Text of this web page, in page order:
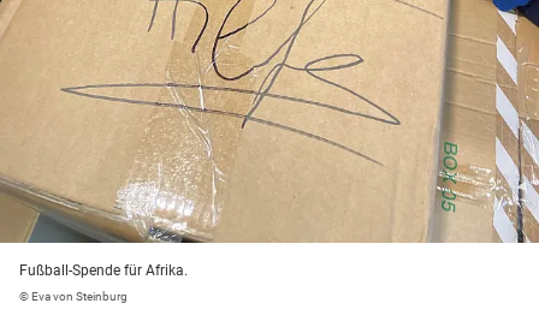
Fußball-Spende für Afrika.
© Eva von Steinburg